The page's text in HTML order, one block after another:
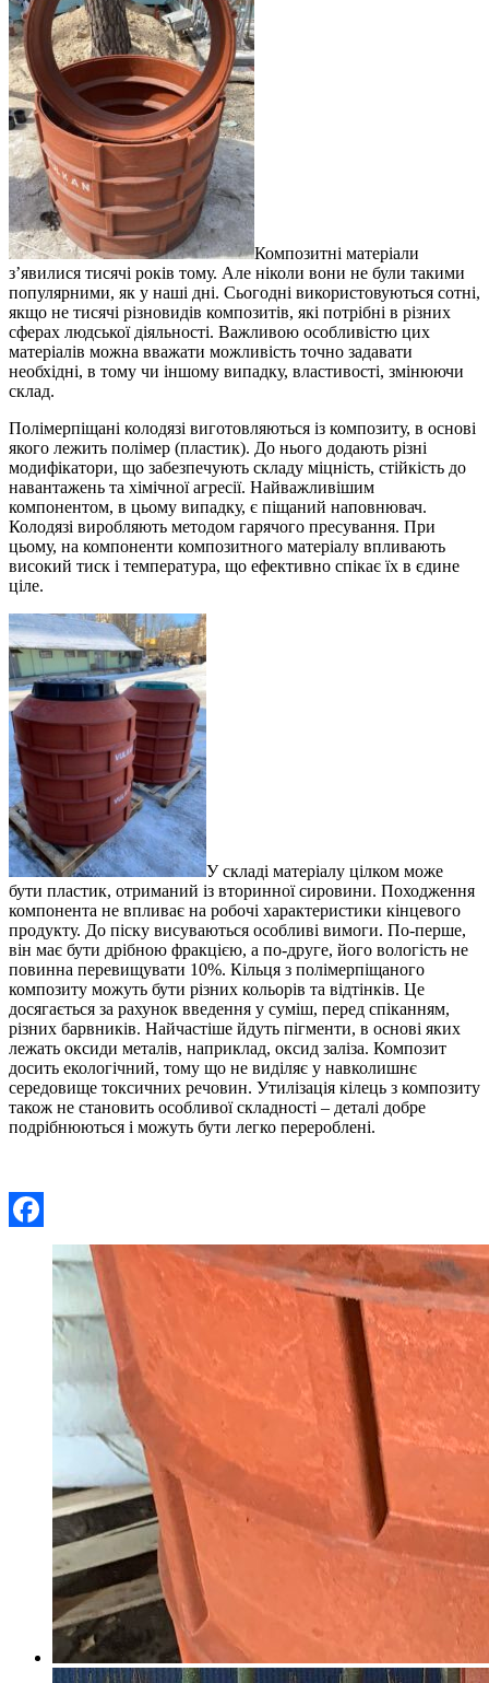
Композитні матеріали
з’явилися тисячі років тому. Але ніколи вони не були такими
популярними, як у наші дні. Сьогодні використовуються сотні,
якщо не тисячі різновидів композитів, які потрібні в різних
сферах людської діяльності. Важливою особливістю цих
матеріалів можна вважати можливість точно задавати
необхідні, в тому чи іншому випадку, властивості, змінюючи
склад.
Полімерпіщані колодязі виготовляються із композиту, в основі
якого лежить полімер (пластик). До нього додають різні
модифікатори, що забезпечують складу міцність, стійкість до
навантажень та хімічної агресії. Найважливішим
компонентом, в цьому випадку, є піщаний наповнювач.
Колодязі виробляють методом гарячого пресування. При
цьому, на компоненти композитного матеріалу впливають
високий тиск і температура, що ефективно спікає їх в єдине
ціле.
У складі матеріалу цілком може
бути пластик, отриманий із вторинної сировини. Походження
компонента не впливає на робочі характеристики кінцевого
продукту. До піску висуваються особливі вимоги. По-перше,
він має бути дрібною фракцією, а по-друге, його вологість не
повинна перевищувати 10%. Кільця з полімерпіщаного
композиту можуть бути різних кольорів та відтінків. Це
досягається за рахунок введення у суміш, перед спіканням,
різних барвників. Найчастіше йдуть пігменти, в основі яких
лежать оксиди металів, наприклад, оксид заліза. Композит
досить екологічний, тому що не виділяє у навколишнє
середовище токсичних речовин. Утилізація кілець з композиту
також не становить особливої ​​складності – деталі добре
подрібнюються і можуть бути легко перероблені.
Facebook